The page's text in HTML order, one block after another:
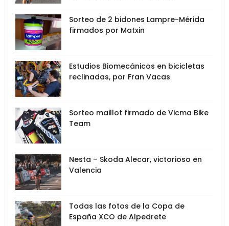
Sorteo de 2 bidones Lampre-Mérida
firmados por Matxin
Estudios Biomecánicos en bicicletas
reclinadas, por Fran Vacas
Sorteo maillot firmado de Vicma Bike
Team
Nesta – Skoda Alecar, victorioso en
Valencia
Todas las fotos de la Copa de
España XCO de Alpedrete